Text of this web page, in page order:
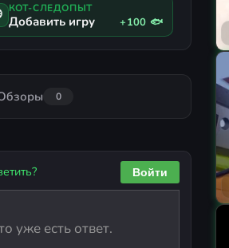
КОТ-СЛЕДОПЫТ
Добавить игру +100 🐟
0
Войти